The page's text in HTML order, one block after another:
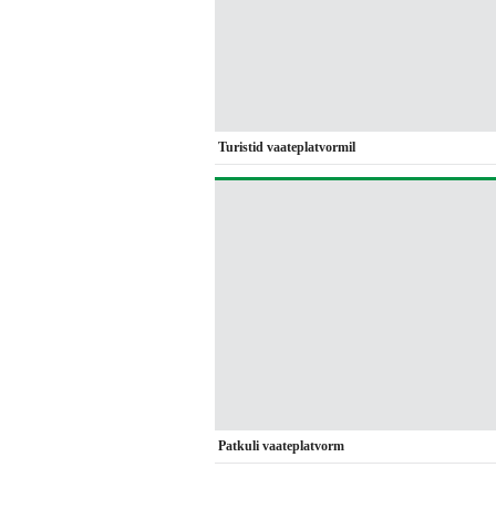
Turistid vaateplatvormil
Patkuli vaateplatvorm